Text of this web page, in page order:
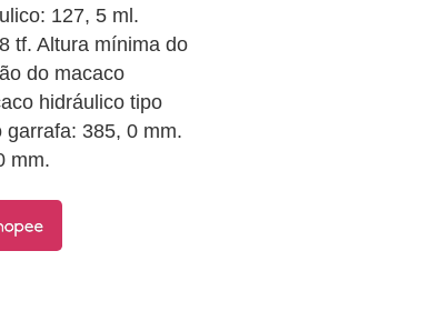
127, 5 ml.
tf. Altura mínima do
do macaco
hidráulico tipo
385, 0 mm.
mm.